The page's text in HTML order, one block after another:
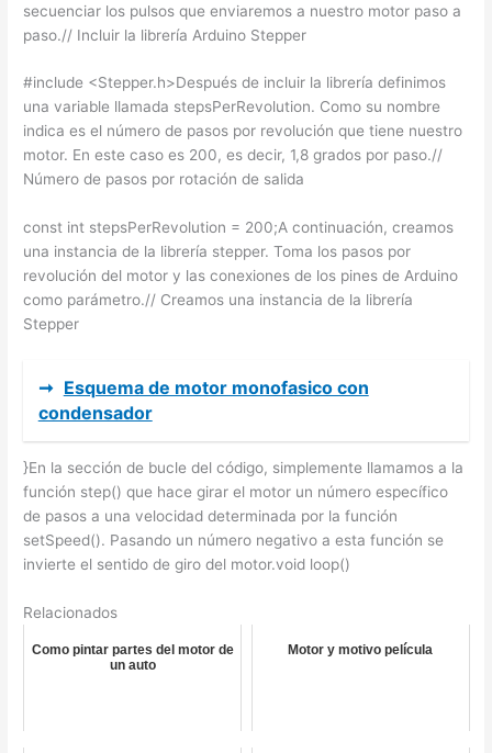
secuenciar los pulsos que enviaremos a nuestro motor paso a
paso.// Incluir la librería Arduino Stepper
#include <Stepper.h>Después de incluir la librería definimos
una variable llamada stepsPerRevolution. Como su nombre
indica es el número de pasos por revolución que tiene nuestro
motor. En este caso es 200, es decir, 1,8 grados por paso.//
Número de pasos por rotación de salida
const int stepsPerRevolution = 200;A continuación, creamos
una instancia de la librería stepper. Toma los pasos por
revolución del motor y las conexiones de los pines de Arduino
como parámetro.// Creamos una instancia de la librería
Stepper
➞ Esquema de motor monofasico con
condensador
}En la sección de bucle del código, simplemente llamamos a la
función step() que hace girar el motor un número específico
de pasos a una velocidad determinada por la función
setSpeed(). Pasando un número negativo a esta función se
invierte el sentido de giro del motor.void loop()
Relacionados
Como pintar partes del motor de
un auto
Motor y motivo película